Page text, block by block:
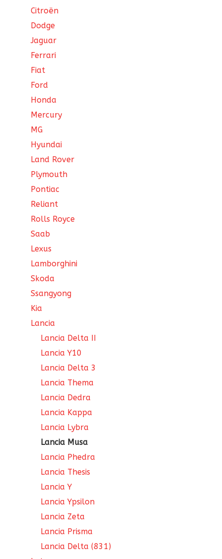
Citroën
Dodge
Jaguar
Ferrari
Fiat
Ford
Honda
Mercury
MG
Hyundai
Land Rover
Plymouth
Pontiac
Reliant
Rolls Royce
Saab
Lexus
Lamborghini
Skoda
Ssangyong
Kia
Lancia
Lancia Delta II
Lancia Y10
Lancia Delta 3
Lancia Thema
Lancia Dedra
Lancia Kappa
Lancia Lybra
Lancia Musa
Lancia Phedra
Lancia Thesis
Lancia Y
Lancia Ypsilon
Lancia Zeta
Lancia Prisma
Lancia Delta (831)